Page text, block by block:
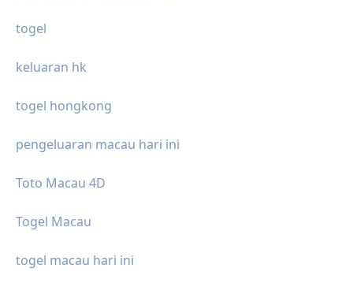
togel
keluaran hk
togel hongkong
pengeluaran macau hari ini
Toto Macau 4D
Togel Macau
togel macau hari ini